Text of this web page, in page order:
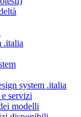
.italia
system .italia
servizi
modelli